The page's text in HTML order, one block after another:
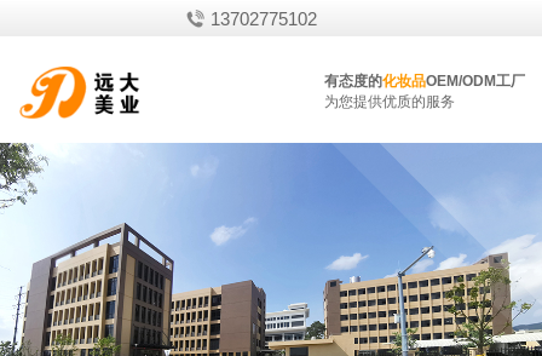
13702775102
有态度的化妆品OEM/ODM工厂
为您提供优质的服务